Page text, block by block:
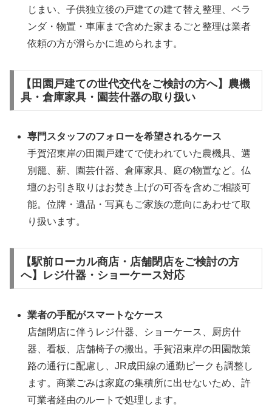
じまい、子供独立後の戸建ての建て替え整理、ベラ
ンダ・物置・車庫まで含めた家まるごと整理は業者
依頼の方が滑らかに進められます。
【田園戸建ての世代交代をご検討の方へ】農機
具・倉庫家具・園芸什器の取り扱い
専門スタッフのフォローを希望されるケース
手賀沼東岸の田園戸建てで使われていた農機具、選
別籠、薪、園芸什器、倉庫家具、庭の物置など。仏
壇のお引き取りはお焚き上げの可否を含めご相談可
能。位牌・遺品・写真もご家族の意向にあわせて取
り扱います。
【駅前ローカル商店・店舗閉店をご検討の方
へ】レジ什器・ショーケース対応
業者の手配がスマートなケース
店舗閉店に伴うレジ什器、ショーケース、厨房什
器、看板、店舗椅子の搬出。手賀沼東岸の田園散策
路の通行に配慮し、JR成田線の通勤ピークも調整し
ます。商業ごみは家庭の集積所に出せないため、許
可業者経由のルートで処理します。